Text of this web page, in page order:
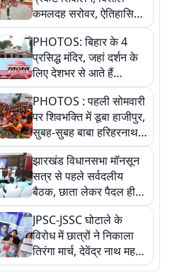
कमलदह सरोवर, ऐतिहासिक
महेंद्रनाथ मंदिर और घंटाघर
की कहानी, तस्वीरों में देखिए
PHOTOS: बिहार के 4
प्रसिद्ध मंदिर, जहां दर्शन के
लिए देशभर से आते हैं
श्रद्धालु, जानिए इनकी
खासियत
PHOTOS : पहली सोमवारी
पर शिवभक्ति में डूबा हाजीपुर,
सुबह-सुबह बाबा हरिहरनाथ
मंदिर पहुंचे तेजस्वी, 10
तस्वीरों में देखें नजारा
झारखंड विधानसभा मॉनसून
सत्र से पहले सर्वदलीय
बैठक, छाता लेकर पैदल ही
सत्ता पक्ष की मीटिंग में पहुंचे
सीएम, देखें तस्वीरें
JPSC-JSSC घोटाले के
विरोध में छात्रों ने निकाला
तिरंगा मार्च, देवेंद्र नाथ महतो
ने किया जल ग्रहण, देखें